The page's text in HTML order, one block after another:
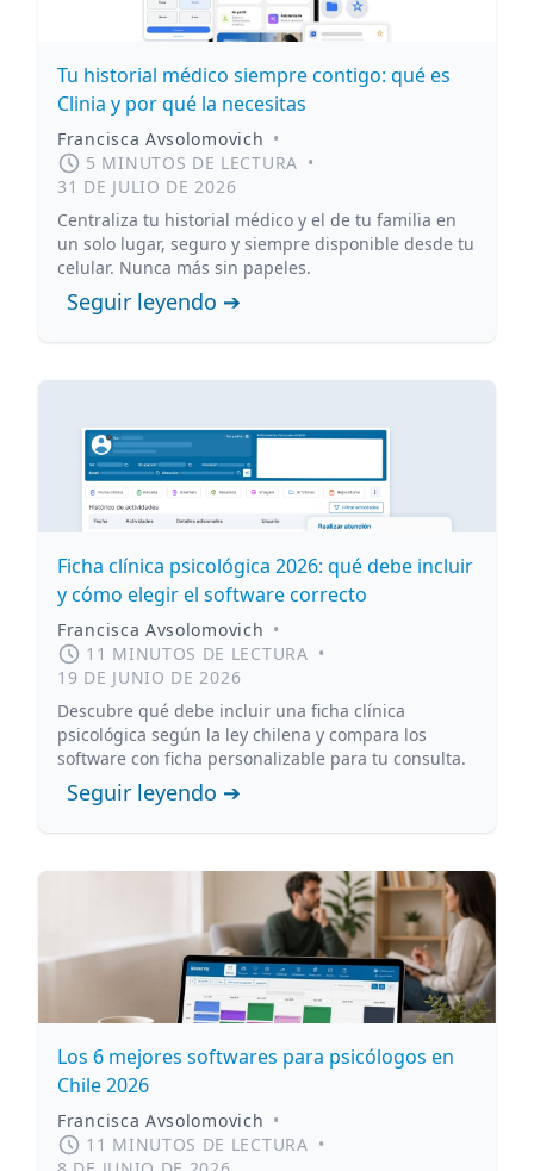
Tu historial médico siempre contigo: qué es
Clinia y por qué la necesitas
Francisca Avsolomovich •
5 MINUTOS DE LECTURA •
31 DE JULIO DE 2026
Centraliza tu historial médico y el de tu familia en
un solo lugar, seguro y siempre disponible desde tu
celular. Nunca más sin papeles.
Seguir leyendo ➔
Ficha clínica psicológica 2026: qué debe incluir
y cómo elegir el software correcto
Francisca Avsolomovich •
11 MINUTOS DE LECTURA •
19 DE JUNIO DE 2026
Descubre qué debe incluir una ficha clínica
psicológica según la ley chilena y compara los
software con ficha personalizable para tu consulta.
Seguir leyendo ➔
Los 6 mejores softwares para psicólogos en
Chile 2026
Francisca Avsolomovich •
11 MINUTOS DE LECTURA •